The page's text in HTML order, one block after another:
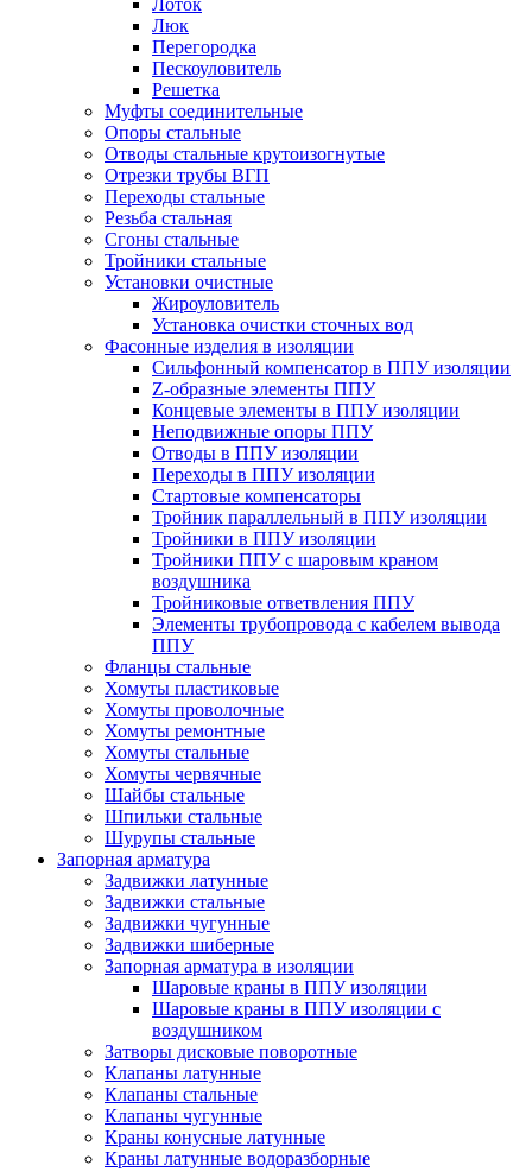
Люк
Перегородка
Пескоуловитель
Решетка
Муфты соединительные
Опоры стальные
Отводы стальные крутоизогнутые
Отрезки трубы ВГП
Переходы стальные
Резьба стальная
Сгоны стальные
Тройники стальные
Установки очистные
Жироуловитель
Установка очистки сточных вод
Фасонные изделия в изоляции
Cильфонный компенсатор в ППУ изоляции
Z-образные элементы ППУ
Концевые элементы в ППУ изоляции
Неподвижные опоры ППУ
Отводы в ППУ изоляции
Переходы в ППУ изоляции
Стартовые компенсаторы
Тройник параллельный в ППУ изоляции
Тройники в ППУ изоляции
Тройники ППУ с шаровым краном
воздушника
Тройниковые ответвления ППУ
Элементы трубопровода с кабелем вывода
ППУ
Фланцы стальные
Хомуты пластиковые
Хомуты проволочные
Хомуты ремонтные
Хомуты стальные
Хомуты червячные
Шайбы стальные
Шпильки стальные
Шурупы стальные
Запорная арматура
Задвижки латунные
Задвижки стальные
Задвижки чугунные
Задвижки шиберные
Запорная арматура в изоляции
Шаровые краны в ППУ изоляции
Шаровые краны в ППУ изоляции с
воздушником
Затворы дисковые поворотные
Клапаны латунные
Клапаны стальные
Клапаны чугунные
Краны конусные латунные
Краны латунные водоразборные